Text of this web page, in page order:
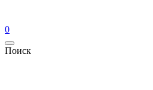
0
Поиск